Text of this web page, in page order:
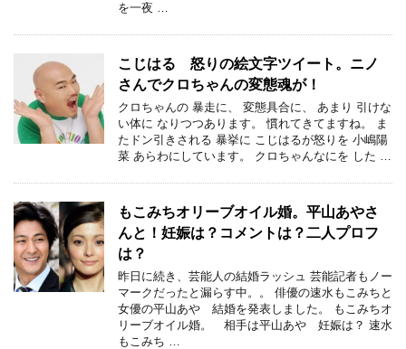
を一夜 …
こじはる 怒りの絵文字ツイート。ニノ
さんでクロちゃんの変態魂が！
クロちゃんの 暴走に、 変態具合に、 あまり 引けな
い体に なりつつあります。 慣れてきてますね。 ま
たドン引きされる 暴挙に こじはるが怒りを 小嶋陽
菜 あらわにしています。 クロちゃんなにを した …
もこみちオリーブオイル婚。平山あやさ
んと！妊娠は？コメントは？二人プロフ
は？
昨日に続き、芸能人の結婚ラッシュ 芸能記者もノー
マークだったと漏らす中。。 俳優の速水もこみちと
女優の平山あや 結婚を発表しました。 もこみちオ
リーブオイル婚。 相手は平山あや 妊娠は？ 速水
もこみち …